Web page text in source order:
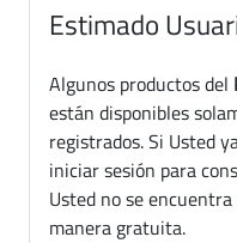
Estimado
Algunos productos del
están disponibles
registrados. Si Usted
iniciar sesión para
Usted no se
manera gratuita.